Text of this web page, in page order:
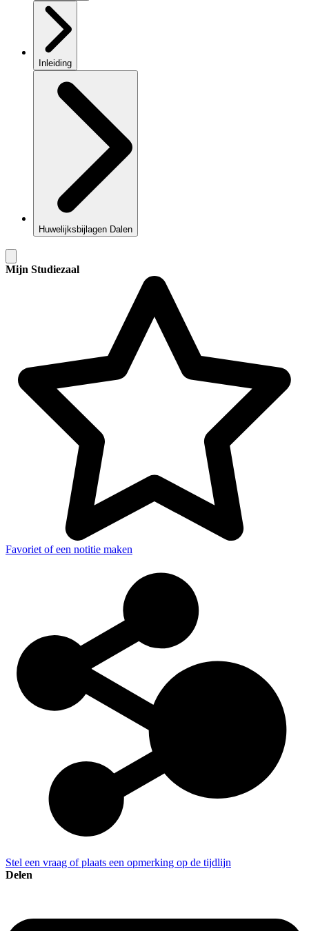
Inleiding
Huwelijksbijlagen Dalen
Mijn Studiezaal
Favoriet of een notitie maken
Stel een vraag of plaats een opmerking op de tijdlijn
Delen